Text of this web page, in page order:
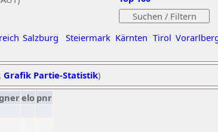
Salzburg Steiermark Kärnten Tirol
, Grafik Partie-Statistik)
elo pnr